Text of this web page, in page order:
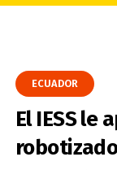
ECUADOR
El IESS le